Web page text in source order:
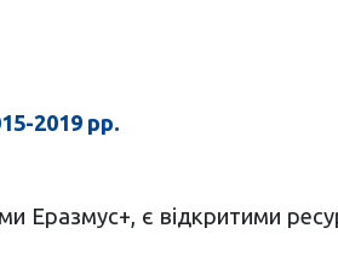
2019 рр.
Еразмус+, є відкритими